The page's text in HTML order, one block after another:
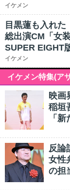
イケメン
目黒蓮も入れ
総出演CM「女
SUPER EIGHT
イケメン
イケメン特集(ア
映画
稲垣
「
反論
女性
の担